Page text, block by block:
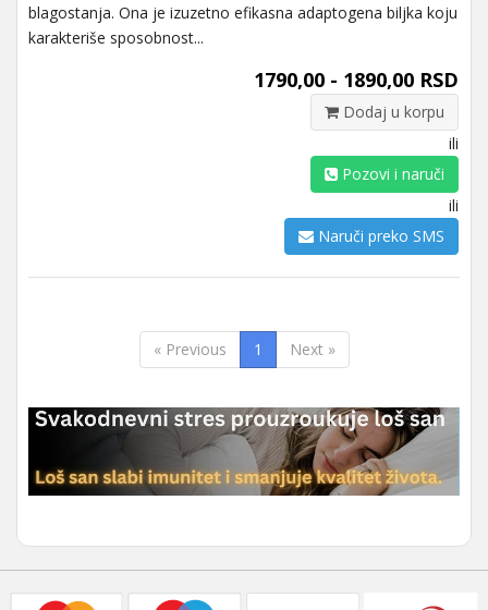
blagostanja. Ona je izuzetno efikasna adaptogena biljka koju
karakteriše sposobnost...
1790,00 - 1890,00 RSD
Dodaj u korpu
ili
Pozovi i naruči
ili
Naruči preko SMS
« Previous 1 Next »